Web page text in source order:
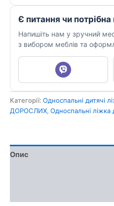
Є питання чи потрібна
Напишіть нам у зручний
з вибором меблів та
Категорії: Односпальні дитячі
ДОРОСЛИХ, Односпальні ліжка
Опис